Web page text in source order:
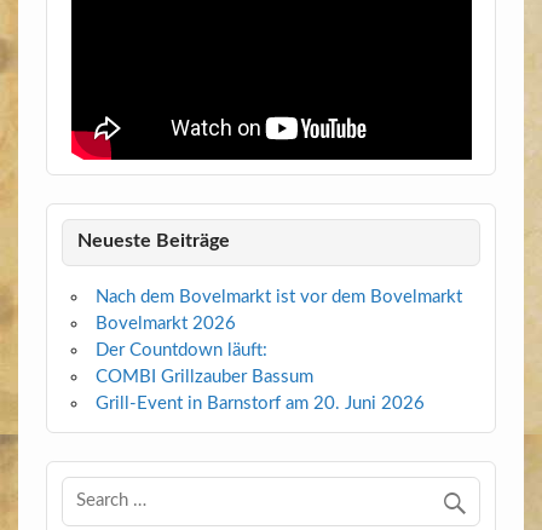
Neueste Beiträge
Nach dem Bovelmarkt ist vor dem Bovelmarkt
Bovelmarkt 2026
Der Countdown läuft:
COMBI Grillzauber Bassum
Grill-Event in Barnstorf am 20. Juni 2026